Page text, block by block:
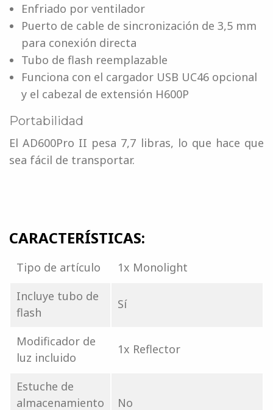
Enfriado por ventilador
Puerto de cable de sincronización de 3,5 mm
para conexión directa
Tubo de flash reemplazable
Funciona con el cargador USB UC46 opcional
y el cabezal de extensión H600P
Portabilidad
El AD600Pro II pesa 7,7 libras, lo que hace que
sea fácil de transportar.
CARACTERÍSTICAS:
Tipo de artículo
1x Monolight
Incluye tubo de
flash
Sí
Modificador de
luz incluido
1x Reflector
Estuche de
almacenamiento
No